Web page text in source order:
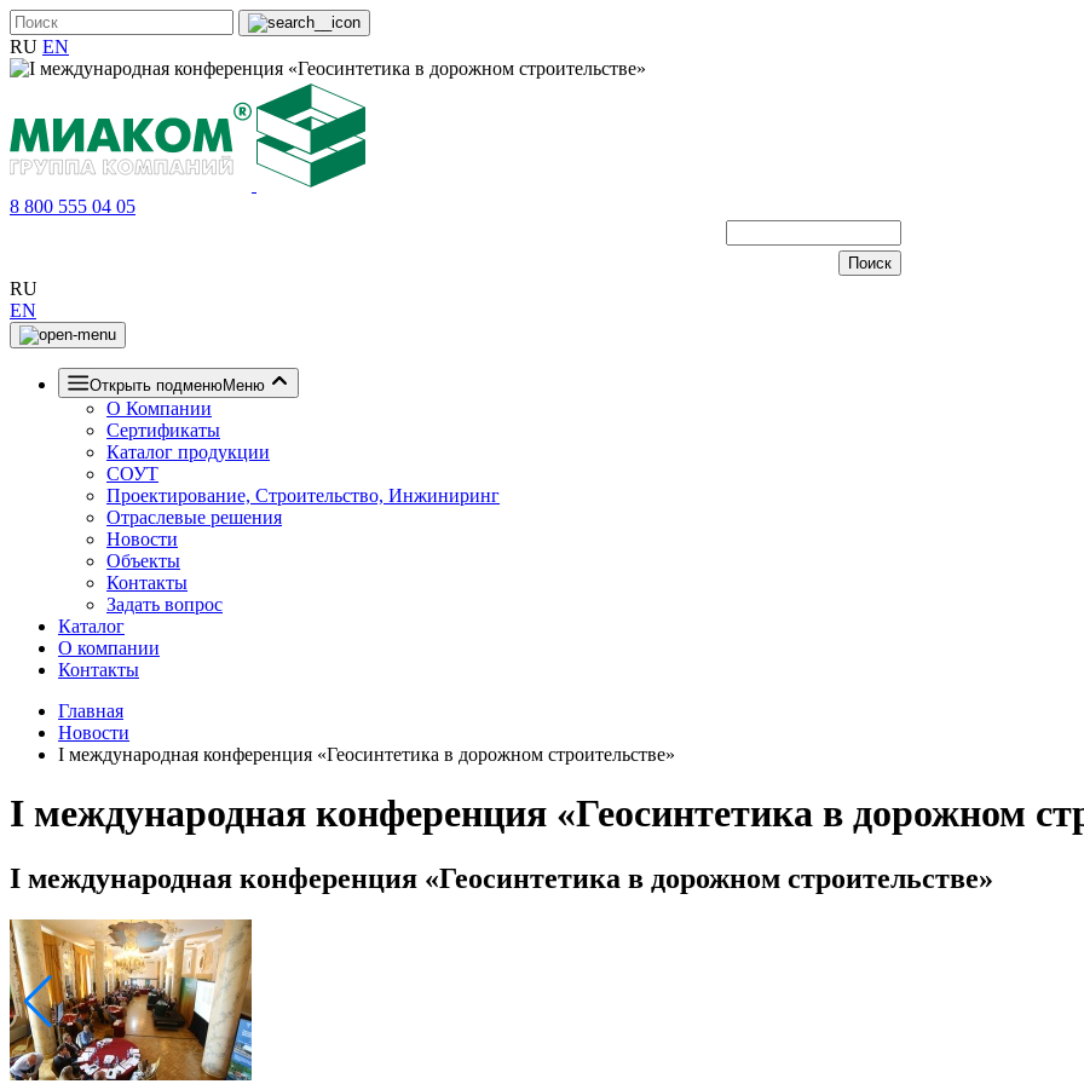
RU EN
8 800 555 04 05
RU
EN
Открыть подменюМеню
О Компании
Сертификаты
Каталог продукции
СОУТ
Проектирование, Строительство, Инжиниринг
Отраслевые решения
Новости
Объекты
Контакты
Задать вопрос
Каталог
О компании
Контакты
Главная
Новости
I международная конференция «Геосинтетика в дорожном строительстве»
I международная конференция «Геосинтетика в дорожном
I международная конференция «Геосинтетика в дорожном строительстве»